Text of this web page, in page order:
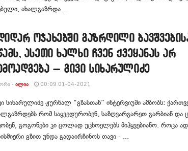
ახალ­გაზ­რდა ...
ოჯახებში გაზრდილი
ასეთი ხალხი ჩვენ ქვეყანას არ
– გივი სიხარულიძე
- ᲐᲚᲘᲐ 00:09 01-04-2021
სიხარულიძე ჟურნალ “გზასთან” ინტერვიუში ამბობს:
რომ საყვედურობენ, საზღვარგარეთ გარბიან და
გოგონები კი ცოლად უცხოელებს მიჰყვებიანო. როცა
გზით უნდა გადაირჩინოს თავი - ...